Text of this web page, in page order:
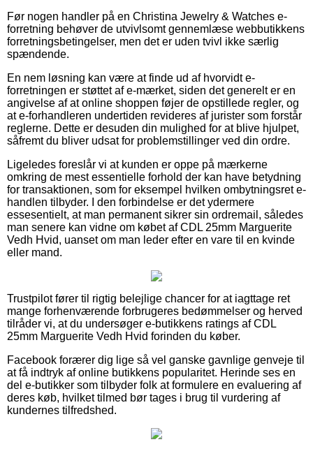
Før nogen handler på en Christina Jewelry & Watches e-
forretning behøver de utvivlsomt gennemlæse webbutikkens
forretningsbetingelser, men det er uden tvivl ikke særlig
spændende.
En nem løsning kan være at finde ud af hvorvidt e-
forretningen er støttet af e-mærket, siden det generelt er en
angivelse af at online shoppen føjer de opstillede regler, og
at e-forhandleren undertiden revideres af jurister som forstår
reglerne. Dette er desuden din mulighed for at blive hjulpet,
såfremt du bliver udsat for problemstillinger ved din ordre.
Ligeledes foreslår vi at kunden er oppe på mærkerne
omkring de mest essentielle forhold der kan have betydning
for transaktionen, som for eksempel hvilken ombytningsret e-
handlen tilbyder. I den forbindelse er det ydermere
essesentielt, at man permanent sikrer sin ordremail, således
man senere kan vidne om købet af CDL 25mm Marguerite
Vedh Hvid, uanset om man leder efter en vare til en kvinde
eller mand.
Trustpilot fører til rigtig belejlige chancer for at iagttage ret
mange forhenværende forbrugeres bedømmelser og herved
tilråder vi, at du undersøger e-butikkens ratings af CDL
25mm Marguerite Vedh Hvid forinden du køber.
Facebook forærer dig lige så vel ganske gavnlige genveje til
at få indtryk af online butikkens popularitet. Herinde ses en
del e-butikker som tilbyder folk at formulere en evaluering af
deres køb, hvilket tilmed bør tages i brug til vurdering af
kundernes tilfredshed.